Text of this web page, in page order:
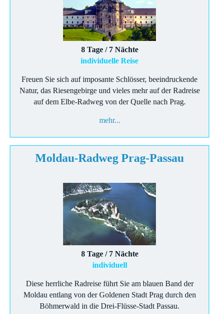
8 Tage / 7 Nächte
individuelle Reise
Freuen Sie sich auf imposante Schlösser, beeindruckende
Natur, das Riesengebirge und vieles mehr auf der Radreise
auf dem Elbe-Radweg von der Quelle nach Prag.
mehr...
Moldau-Radweg Prag-Passau
8 Tage / 7 Nächte
individuell
Diese herrliche Radreise führt Sie am blauen Band der
Moldau entlang von der Goldenen Stadt Prag durch den
Böhmerwald in die Drei-Flüsse-Stadt Passau.